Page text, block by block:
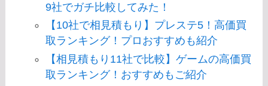
9社でガチ比較してみた！
【10社で相見積もり】プレステ5！高価買
取ランキング！プロおすすめも紹介
【相見積もり11社で比較】ゲームの高価買
取ランキング！おすすめもご紹介